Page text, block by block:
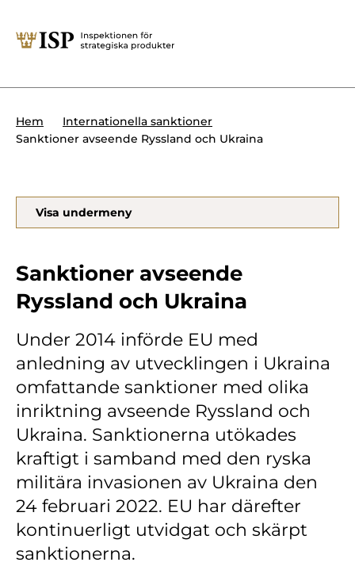
Söktips:
Presskontakt
Krigsmateriel
Produkter med dubbla
Utländska direktinvesteringar
Kemvapen-konventionen
Om ISP
Kontakt
Lediga jobb
Kundwebben
In English
Hem
Internationella sanktioner
Sanktioner avseende Ryssland och Ukraina
Visa undermeny
Sanktioner avseende
Ryssland och Ukraina
Under 2014 införde EU med
anledning av utvecklingen i Ukraina
omfattande sanktioner med olika
inriktning avseende Ryssland och
Ukraina. Sanktionerna utökades
kraftigt i samband med den ryska
militära invasionen av Ukraina den
24 februari 2022. EU har därefter
kontinuerligt utvidgat och skärpt
sanktionerna.